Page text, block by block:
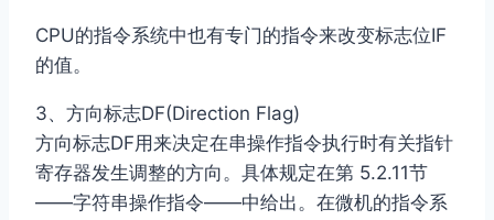
CPU的指令系统中也有专门的指令来改变标志位IF
的值。
3、方向标志DF(Direction Flag)
方向标志DF用来决定在串操作指令执行时有关指针
寄存器发生调整的方向。具体规定在第 5.2.11节
——字符串操作指令——中给出。在微机的指令系